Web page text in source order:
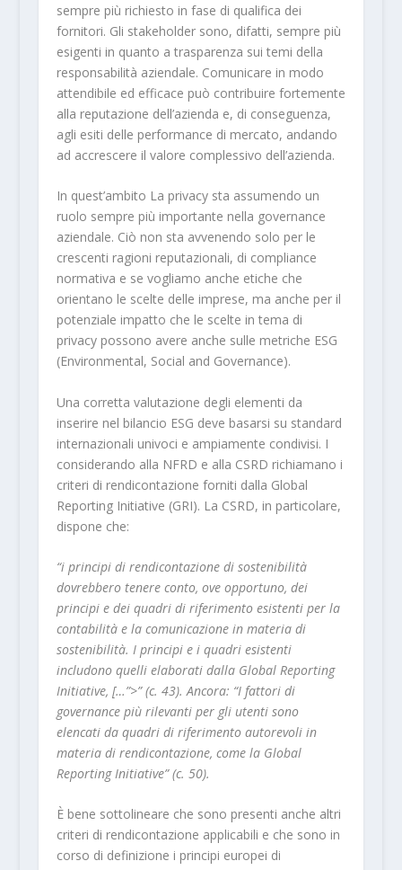
sempre più richiesto in fase di qualifica dei
fornitori. Gli stakeholder sono, difatti, sempre più
esigenti in quanto a trasparenza sui temi della
responsabilità aziendale. Comunicare in modo
attendibile ed efficace può contribuire fortemente
alla reputazione dell’azienda e, di conseguenza,
agli esiti delle performance di mercato, andando
ad accrescere il valore complessivo dell’azienda.
In quest’ambito La privacy sta assumendo un
ruolo sempre più importante nella governance
aziendale. Ciò non sta avvenendo solo per le
crescenti ragioni reputazionali, di compliance
normativa e se vogliamo anche etiche che
orientano le scelte delle imprese, ma anche per il
potenziale impatto che le scelte in tema di
privacy possono avere anche sulle metriche ESG
(Environmental, Social and Governance).
Una corretta valutazione degli elementi da
inserire nel bilancio ESG deve basarsi su standard
internazionali univoci e ampiamente condivisi. I
considerando alla NFRD e alla CSRD richiamano i
criteri di rendicontazione forniti dalla Global
Reporting Initiative (GRI). La CSRD, in particolare,
dispone che:
“i principi di rendicontazione di sostenibilità
dovrebbero tenere conto, ove opportuno, dei
principi e dei quadri di riferimento esistenti per la
contabilità e la comunicazione in materia di
sostenibilità. I principi e i quadri esistenti
includono quelli elaborati dalla Global Reporting
Initiative, […”>” (c. 43). Ancora: “I fattori di
governance più rilevanti per gli utenti sono
elencati da quadri di riferimento autorevoli in
materia di rendicontazione, come la Global
Reporting Initiative” (c. 50).
È bene sottolineare che sono presenti anche altri
criteri di rendicontazione applicabili e che sono in
corso di definizione i principi europei di